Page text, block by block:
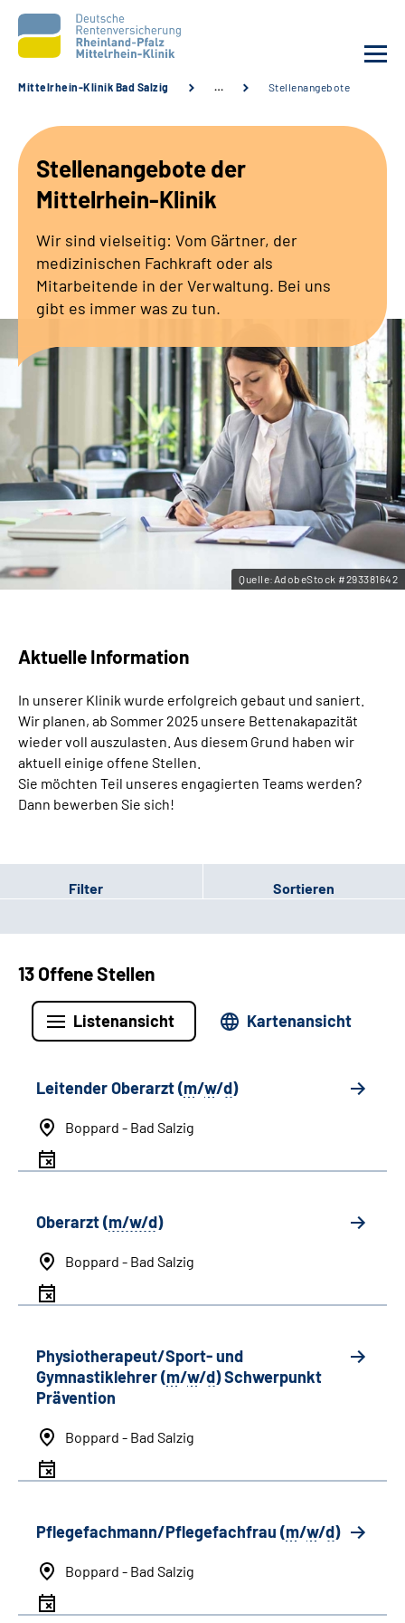
Unsere Angebote
Karriere
Zuweisende &
Leichte Sprache
Gebärdensprache
Mittelrhein-Klinik Bad Salzig … Stellenangebote
Stellenangebote der
Mittelrhein-Klinik
Wir sind vielseitig: Vom Gärtner, der
medizinischen Fachkraft oder als
Mitarbeitende in der Verwaltung. Bei uns
gibt es immer was zu tun.
Quelle:AdobeStock #293381642
Aktuelle Information
In unserer Klinik wurde erfolgreich gebaut und saniert.
Wir planen, ab Sommer 2025 unsere Bettenakapazität
wieder voll auszulasten. Aus diesem Grund haben wir
aktuell einige offene Stellen.
Sie möchten Teil unseres engagierten Teams werden?
Dann bewerben Sie sich!
Filter Sortieren
13 Offene Stellen
Listenansicht Kartenansicht
Leitender Oberarzt (m/w/d)
Boppard - Bad Salzig
Oberarzt (m/w/d)
Boppard - Bad Salzig
Physiotherapeut/Sport- und
Gymnastiklehrer (m/w/d) Schwerpunkt
Prävention
Boppard - Bad Salzig
Pflegefachmann/Pflegefachfrau (m/w/d)
Boppard - Bad Salzig